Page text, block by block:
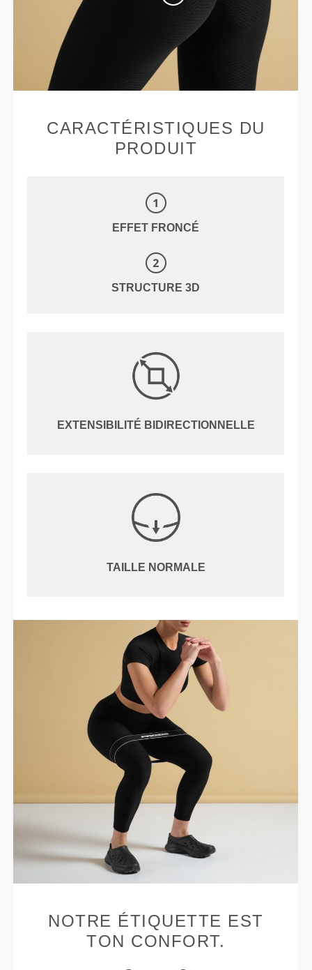
CARACTÉRISTIQUES DU
PRODUIT
EFFET FRONCÉ
STRUCTURE 3D
EXTENSIBILITÉ BIDIRECTIONNELLE
TAILLE NORMALE
NOTRE ÉTIQUETTE EST
TON CONFORT.